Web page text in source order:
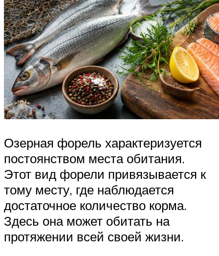
Озерная форель характеризуется
постоянством места обитания.
Этот вид форели привязывается к
тому месту, где наблюдается
достаточное количество корма.
Здесь она может обитать на
протяжении всей своей жизни.